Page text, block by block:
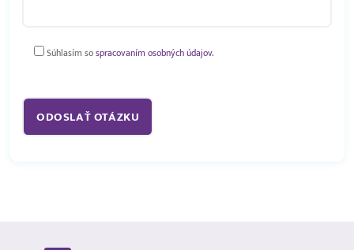
Súhlasím sospracovaním osobných údajov.